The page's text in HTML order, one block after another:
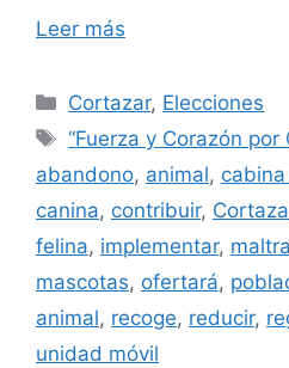
Leer más
Categorías
Cortazar, Elecciones
Etiquetas
“Fuerza y Corazón por
abandono, animal,
canina, contribuir,
felina, implementar,
mascotas, ofertará,
animal, recoge, reducir,
unidad móvil